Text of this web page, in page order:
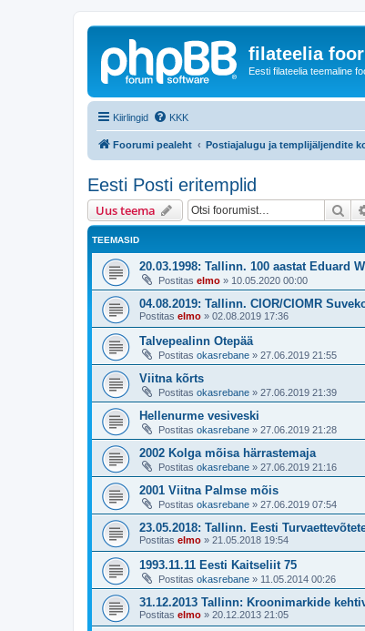
filateelia
Eesti filateelia teemaline
Kiirlingid KKK
Foorumi pealeht Postiajalugu ja templijäljendite
Eesti Posti eritemplid
Uus teema
TEEMASID
20.03.1998: Tallinn. 100 aastat Eduard
Postitas elmo » 10.05.2020 00:00
04.08.2019: Tallinn. CIOR/CIOMR
Postitas elmo » 02.08.2019 17:36
Talvepealinn Otepää
Postitas okasrebane » 27.06.2019 21:55
Viitna kõrts
Postitas okasrebane » 27.06.2019 21:39
Hellenurme vesiveski
Postitas okasrebane » 27.06.2019 21:28
2002 Kolga mõisa härrastemaja
Postitas okasrebane » 27.06.2019 21:16
2001 Viitna Palmse mõis
Postitas okasrebane » 27.06.2019 07:54
23.05.2018: Tallinn. Eesti
Postitas elmo » 21.05.2018 19:54
1993.11.11 Eesti Kaitseliit 75
Postitas okasrebane » 11.05.2014 00:26
31.12.2013 Tallinn: Kroonimarkide
Postitas elmo » 20.12.2013 21:05